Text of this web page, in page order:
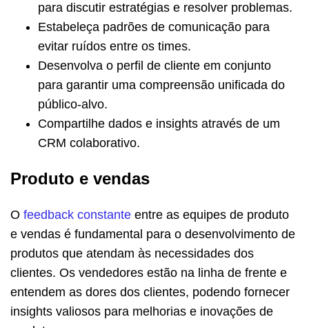
para discutir estratégias e resolver problemas.
Estabeleça padrões de comunicação para
evitar ruídos entre os times.
Desenvolva o perfil de cliente em conjunto
para garantir uma compreensão unificada do
público-alvo.
Compartilhe dados e insights através de um
CRM colaborativo.
Produto e vendas
O feedback constante entre as equipes de produto
e vendas é fundamental para o desenvolvimento de
produtos que atendam às necessidades dos
clientes. Os vendedores estão na linha de frente e
entendem as dores dos clientes, podendo fornecer
insights valiosos para melhorias e inovações de